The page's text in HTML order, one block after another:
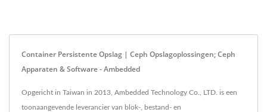
Container Persistente Opslag | Ceph Opslagoplossingen; Ceph
Apparaten & Software - Ambedded
Opgericht in Taiwan in 2013, Ambedded Technology Co., LTD. is een
toonaangevende leverancier van blok-, bestand- en